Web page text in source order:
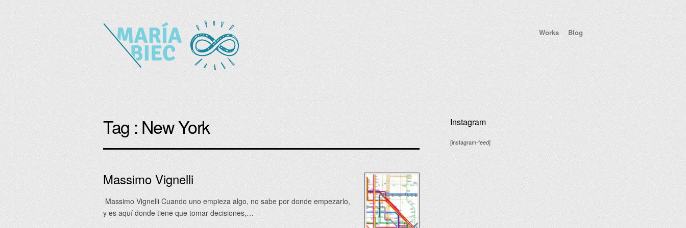
Works Blog
Tag :New York
Massimo Vignelli
Massimo Vignelli Cuando uno empieza algo, no sabe por donde empezarlo,
y es aquí donde tiene que tomar decisiones,…
Instagram
[instagram-feed]